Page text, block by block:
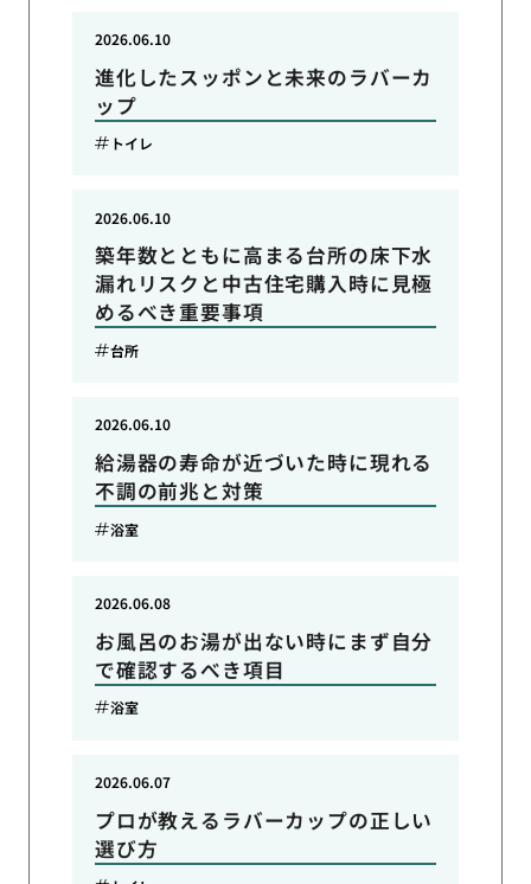
進化したスッポンと未来のラバーカ
ップ
2026.06.10
トイレ
築年数とともに高まる台所の床下水
漏れリスクと中古住宅購入時に見極
めるべき重要事項
2026.06.10
台所
給湯器の寿命が近づいた時に現れる
不調の前兆と対策
2026.06.10
浴室
お風呂のお湯が出ない時にまず自分
で確認するべき項目
2026.06.08
浴室
プロが教えるラバーカップの正しい
選び方
2026.06.07